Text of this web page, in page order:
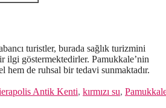
turistler, burada sağlık turizmini
ilgi göstermektedirler. Pamukkale’nin
de ruhsal bir tedavi sunmaktadır.
Antik Kenti, kırmızı su,